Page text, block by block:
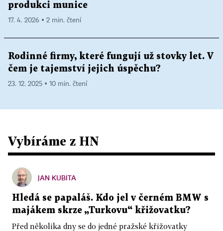
produkci munice
17. 4. 2026 ▪ 2 min. čtení
Rodinné firmy, které fungují už stovky let. V
čem je tajemství jejich úspěchu?
23. 12. 2025 ▪ 10 min. čtení
Vybíráme z HN
JAN KUBITA
Hledá se papaláš. Kdo jel v černém BMW s
majákem skrze „Turkovu“ křižovatku?
Před několika dny se do jedné pražské křižovatky